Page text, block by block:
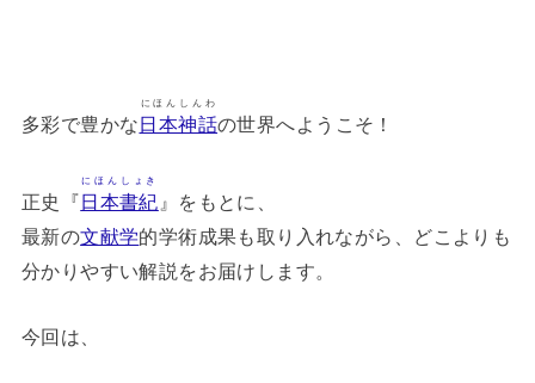
多彩で豊かな日本神話
にほんしんわ
の世界へようこそ！
正史『日本書紀
にほんしょき
』をもとに、
最新の文献学的学術成果も取り入れながら、どこよりも
分かりやすい解説をお届けします。
今回は、